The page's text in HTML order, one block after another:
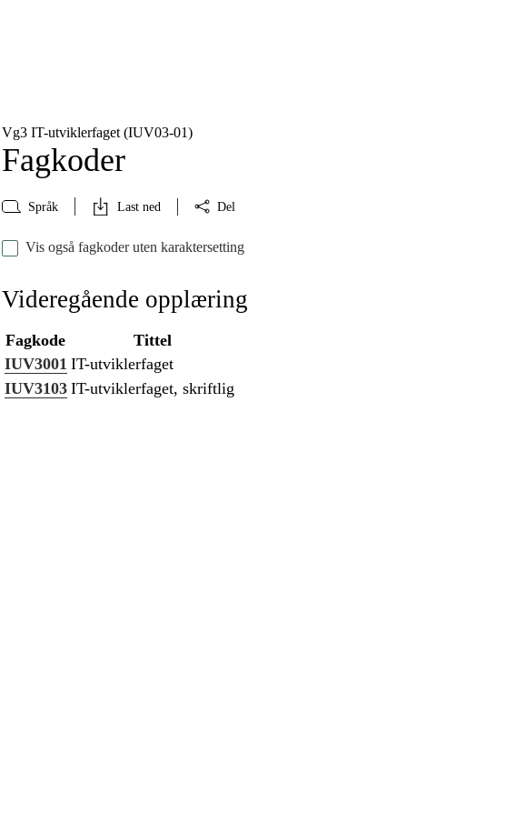
Vg3 IT-utviklerfaget (IUV03‑01)
Fagkoder
Språk Last ned Del
Vis også fagkoder uten karaktersetting
Videregående opplæring
Fagkode
Tittel
IUV3001 IT-utviklerfaget
IUV3103 IT-utviklerfaget, skriftlig